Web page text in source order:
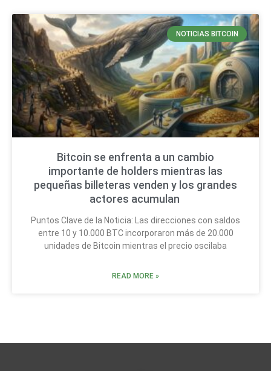
NOTICIAS BITCOIN
Bitcoin se enfrenta a un cambio
importante de holders mientras las
pequeñas billeteras venden y los grandes
actores acumulan
Puntos Clave de la Noticia: Las direcciones con saldos
entre 10 y 10.000 BTC incorporaron más de 20.000
unidades de Bitcoin mientras el precio oscilaba
READ MORE »